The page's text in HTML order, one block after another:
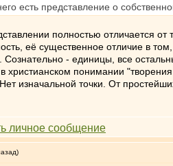
есть представление о
полностью отличается
её существенное отличие в
Сознательно - единицы, все
понимании
изначальной точки. От